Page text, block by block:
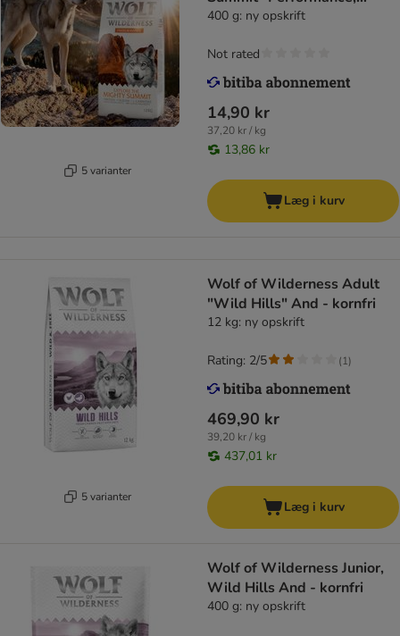
5 varianter
kornfri
400 g: ny opskrift
14,90 kr
37,20 kr / kg
13,86 kr
Not rated
Læg i kurv
5 varianter
Wolf of Wilderness Adult
"Wild Hills" And - kornfri
12 kg: ny opskrift
469,90 kr
39,20 kr / kg
437,01 kr
Rating: 2/5 (1)
Læg i kurv
Wolf of Wilderness Junior,
Wild Hills And - kornfri
400 g: ny opskrift